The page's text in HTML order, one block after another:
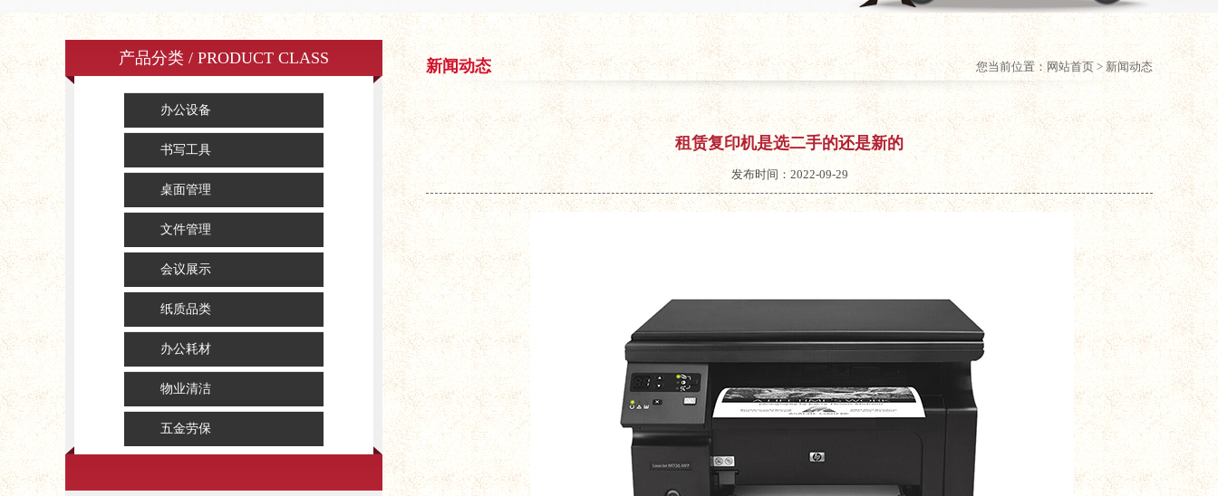
产品分类 / PRODUCT CLASS
办公设备
书写工具
桌面管理
文件管理
会议展示
纸质品类
办公耗材
物业清洁
五金劳保
新闻动态 您当前位置：网站首页> 新闻动态
租赁复印机是选二手的还是新的
发布时间：2022-09-29